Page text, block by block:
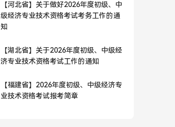
【河北省】关于做好2026年度初级、中
级经济专业技术资格考试考务工作的通
知
【湖北省】关于2026年度初级、中级经
济专业技术资格考试工作的通知
【福建省】2026年度初级、中级经济专
业技术资格考试报考简章